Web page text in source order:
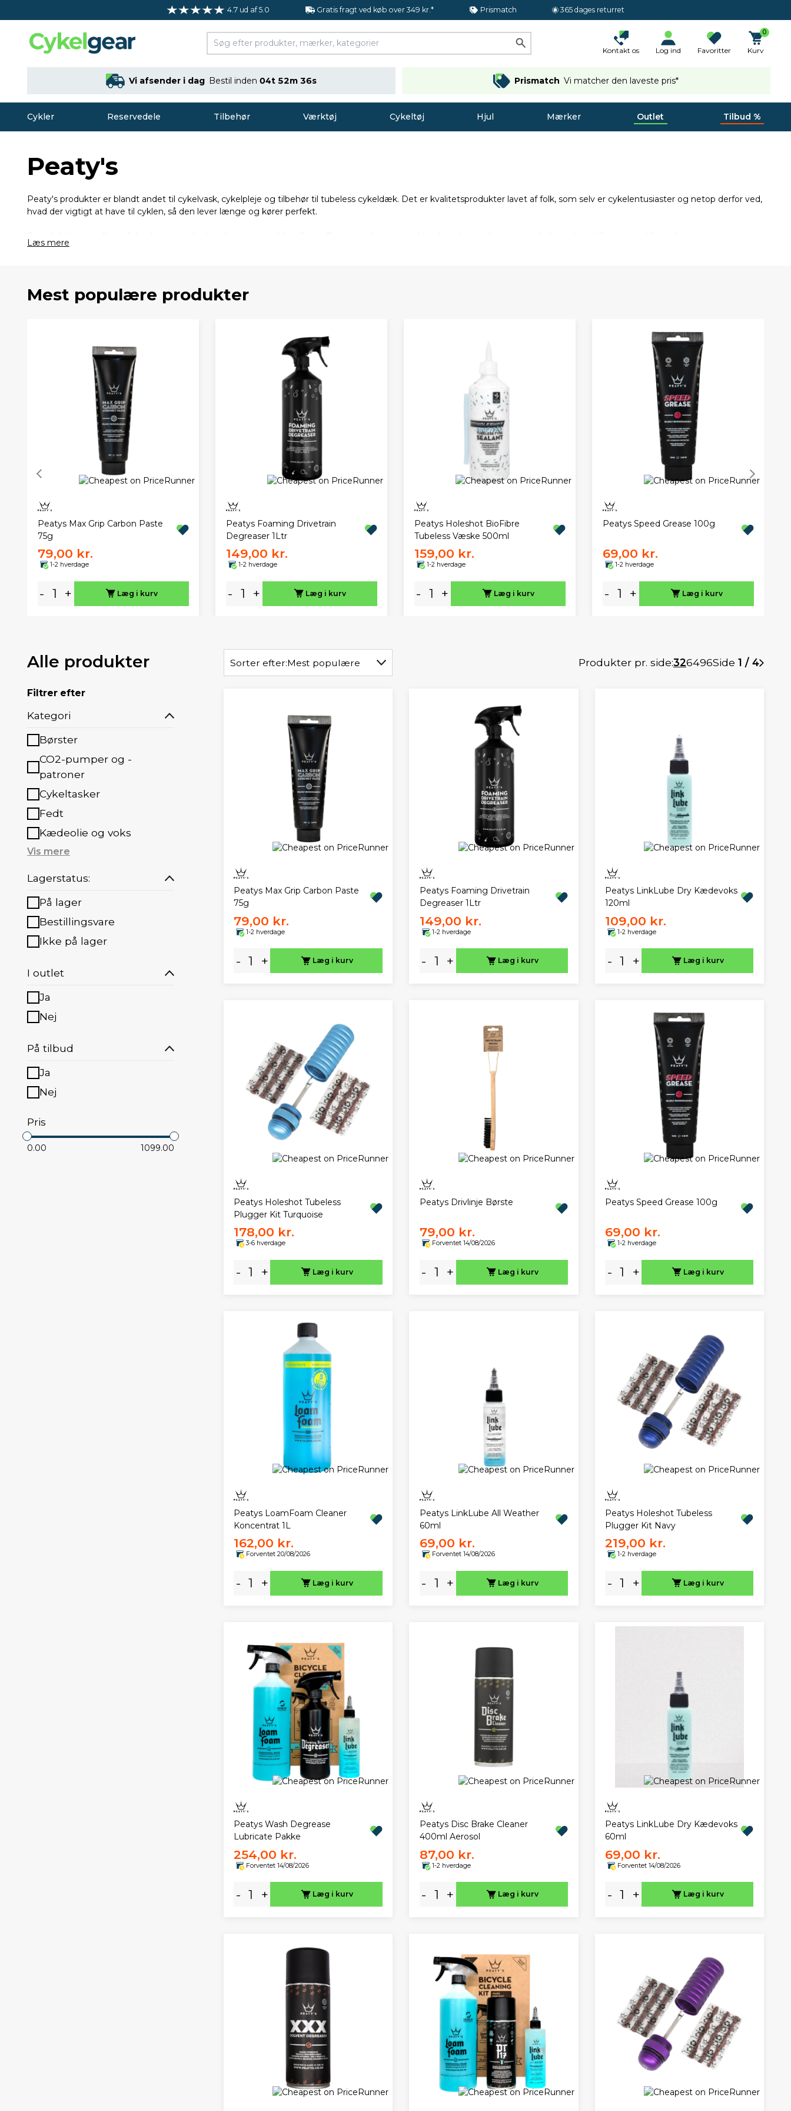
4.7 ud af 5.0 Gratis fragt ved køb over 349 kr.* Prismatch 365 dages returret
Kontakt os Log ind Favoritter
0
Kurv
Vi afsender i dag Bestil inden04t 52m 35s Prismatch Vi matcher den laveste pris*
Cykler Reservedele Tilbehør Værktøj Cykeltøj Hjul Mærker Outlet Tilbud %
Peaty's
Peaty's produkter er blandt andet til cykelvask, cykelpleje og tilbehør til tubeless cykeldæk. Det er kvalitetsprodukter lavet af folk, som selv er cykelentusiaster og netop derfor ved,
hvad der vigtigt at have til cyklen, så den lever længe og kører perfekt.
sidenhen er blevet betragtet som en af de mest ikoniske og populære figurer inden for mountainbikingsamfundet.
hele verden. Brandet Peaty's blev født i Sheffield, Storbritannien, og har siden da opbygget et solidt ry som en pålidelig leverandør af cykelplejeprodukter i højeste kvalitet.
Læs mere
Mest populære produkter
Peatys Max Grip Carbon Paste
75g
79,00 kr.
1-2 hverdage
- + Læg i kurv
Peatys Foaming Drivetrain
Degreaser 1Ltr
149,00 kr.
1-2 hverdage
- + Læg i kurv
Peatys Holeshot BioFibre
Tubeless Væske 500ml
159,00 kr.
1-2 hverdage
- + Læg i kurv
Peatys Speed Grease 100g
69,00 kr.
1-2 hverdage
- + Læg i kurv
Alle produkter
Filtrer efter
Kategori
Børster
CO2-pumper og -
patroner
Cykeltasker
Fedt
Kædeolie og voks
Vis mere
Lagerstatus:
På lager
Bestillingsvare
Ikke på lager
I outlet
Ja
Nej
På tilbud
Ja
Nej
Pris
0.00 1099.00
Sorter efter:Mest populære Produkter pr. side:326496Side 1 / 4
Peatys Max Grip Carbon Paste
75g
79,00 kr.
1-2 hverdage
- + Læg i kurv
Peatys Foaming Drivetrain
Degreaser 1Ltr
149,00 kr.
1-2 hverdage
- + Læg i kurv
Peatys LinkLube Dry Kædevoks
120ml
109,00 kr.
1-2 hverdage
- + Læg i kurv
Peatys Holeshot Tubeless
Plugger Kit Turquoise
178,00 kr.
3-6 hverdage
- + Læg i kurv
Peatys Drivlinje Børste
79,00 kr.
Forventet 14/08/2026
- + Læg i kurv
Peatys Speed Grease 100g
69,00 kr.
1-2 hverdage
- + Læg i kurv
Peatys LoamFoam Cleaner
Koncentrat 1L
162,00 kr.
Forventet 20/08/2026
- + Læg i kurv
Peatys LinkLube All Weather
60ml
69,00 kr.
Forventet 14/08/2026
- + Læg i kurv
Peatys Holeshot Tubeless
Plugger Kit Navy
219,00 kr.
1-2 hverdage
- + Læg i kurv
Peatys Wash Degrease
Lubricate Pakke
254,00 kr.
Forventet 14/08/2026
- + Læg i kurv
Peatys Disc Brake Cleaner
400ml Aerosol
87,00 kr.
1-2 hverdage
- + Læg i kurv
Peatys LinkLube Dry Kædevoks
60ml
69,00 kr.
Forventet 14/08/2026
- + Læg i kurv